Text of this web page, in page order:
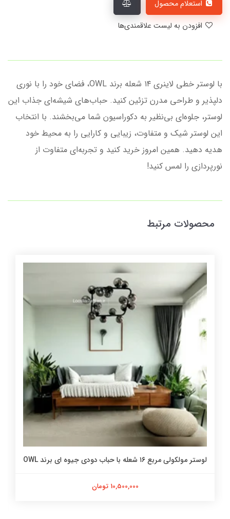
با لوستر خطی لاینری ۱۴ شعله برند OWL، فضای خود را با نوری
دلپذیر و طراحی مدرن تزئین کنید. حباب‌های شیشه‌ای جذاب این
لوستر، جلوه‌ای بی‌نظیر به دکوراسیون شما می‌بخشند. با انتخاب
این لوستر شیک و متفاوت، زیبایی و کارایی را به محیط خود
هدیه دهید. همین امروز خرید کنید و تجربه‌ای متفاوت از
نورپردازی را لمس کنید!
محصولات مرتبط
لوستر مولکولی مربع ۱۶ شعله با حباب دودی جیوه ای برند OWL
10,500,000 تومان